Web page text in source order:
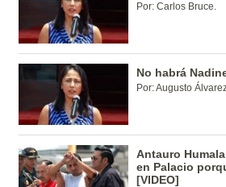
Por: Carlos Bruce.
No habrá
Por: Augusto
Antauro
en Palacio
[VIDEO]